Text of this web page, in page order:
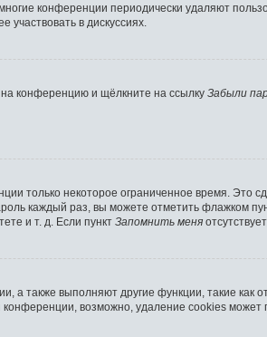
конференции периодически удаляют
в дискуссиях.
конференцию и щёлкните на ссылку Забыли
только некоторое ограниченное время. Это
каждый раз, вы можете отметить флажком
и т. д. Если пункт Запомнить меня
а также выполняют другие функции, такие как
возможно, удаление cookies может